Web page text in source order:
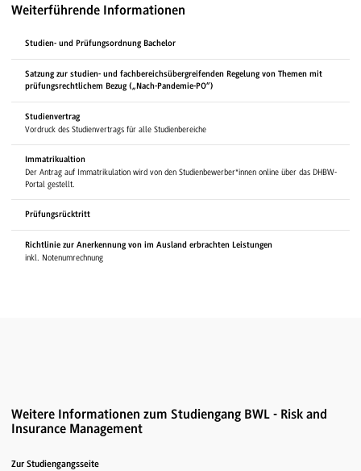
Weiterführende Informationen
Studien- und Prüfungsordnung Bachelor
Satzung zur studien- und fachbereichsübergreifenden Regelung von Themen mit
prüfungsrechtlichem Bezug („Nach-Pandemie-PO“)
Studienvertrag
Vordruck des Studienvertrags für alle Studienbereiche
Immatrikualtion
Der Antrag auf Immatrikulation wird von den Studienbewerber*innen online über das DHBW-
Portal gestellt.
Prüfungsrücktritt
Richtlinie zur Anerkennung von im Ausland erbrachten Leistungen
inkl. Notenumrechnung
Weitere Informationen zum Studiengang BWL - Risk and
Insurance Management
Zur Studiengangsseite